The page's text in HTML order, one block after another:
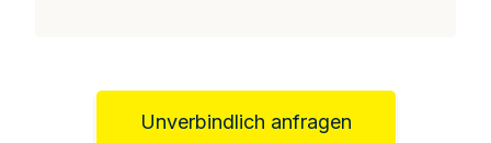
Unverbindlich anfragen